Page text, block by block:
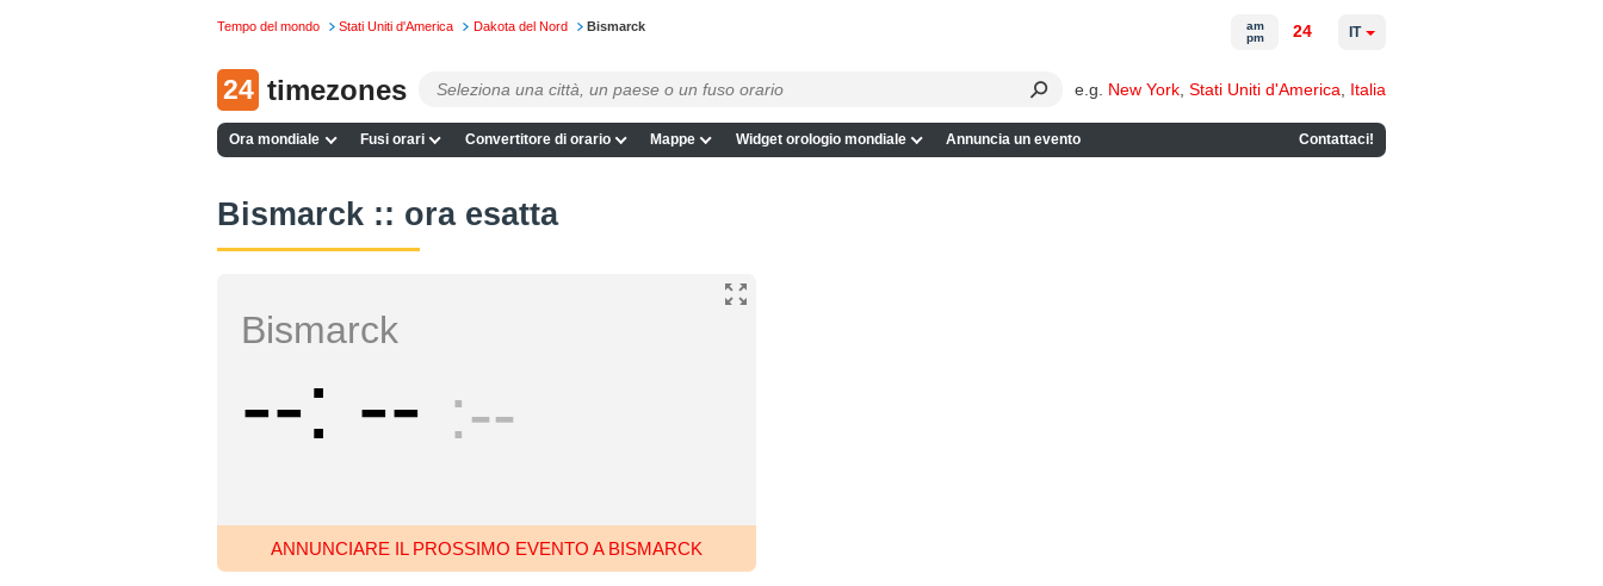
Tempo del mondo Stati Uniti d'America Dakota del Nord Bismarck
24 timezones e.g. New York Stati Uniti d'America Italia
Ora mondiale Fusi orari Convertitore di orario Mappe Widget orologio mondiale Annuncia un evento Contattaci!
am
pm
24 IT
Bismarck :: ora esatta
Bismarck
-- -- --
ANNUNCIARE IL PROSSIMO EVENTO A BISMARCK